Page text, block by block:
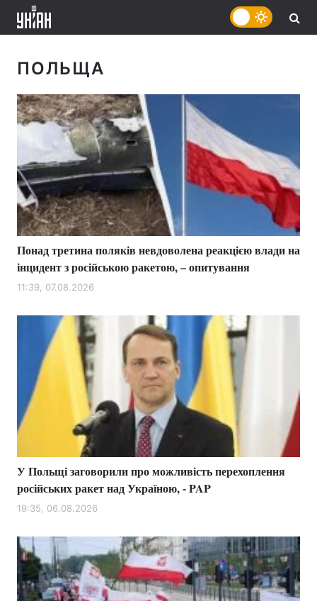
ПОЛЬЩА
Понад третина поляків невдоволена реакцією влади на
інцидент з російською ракетою, – опитування
11:39, 07.08.2026
У Польщі заговорили про можливість перехоплення
російських ракет над Україною, - PAP
19:35, 06.08.2026